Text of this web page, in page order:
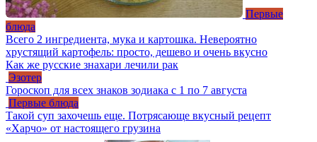
Первые
блюда
Всего 2 ингредиента, мука и картошка. Невероятно
хрустящий картофель: просто, дешево и очень вкусно
Как же русские знахари лечили рак
Эзотер
Гороскоп для всех знаков зодиака с 1 по 7 августа
Первые блюда
Такой суп захочешь еще. Потрясающе вкусный рецепт
«Харчо» от настоящего грузина